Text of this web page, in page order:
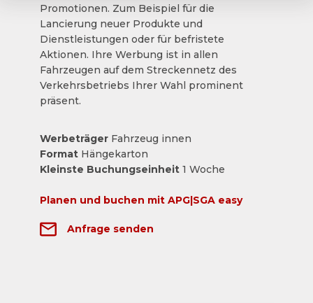
Promotionen. Zum Beispiel für die
Lancierung neuer Produkte und
Dienstleistungen oder für befristete
Aktionen. Ihre Werbung ist in allen
Fahrzeugen auf dem Streckennetz des
Verkehrsbetriebs Ihrer Wahl prominent
präsent.
WerbeträgerFahrzeug innen
FormatHängekarton
Kleinste Buchungseinheit1 Woche
Planen und buchen mit APG|SGA easy
Anfrage senden